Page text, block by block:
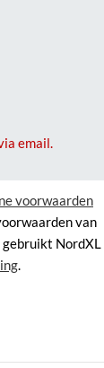
email.
voorwaarden
van
gebruikt NordXL
.